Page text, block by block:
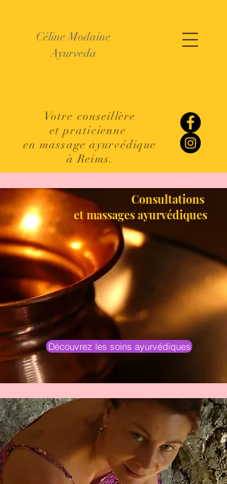
Céline Modaine
Ayurveda
Votre conseillère
etpraticienne
en massage ayurvédique
à Reims.
Consultations
et massages ayurvédiques
Découvrez les soins ayurvédiques